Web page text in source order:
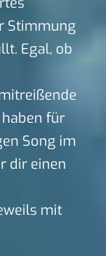
Stimmung
Egal, ob
für
Song im
dir einen
mit